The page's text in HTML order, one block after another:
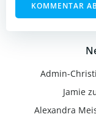
Admin-
Jamie
Alexandra